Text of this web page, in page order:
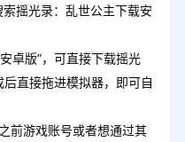
摇光录：乱世公主下载安
卓版”，可直接下载摇光
直接拖进模拟器，即可自
前游戏账号或者想通过其